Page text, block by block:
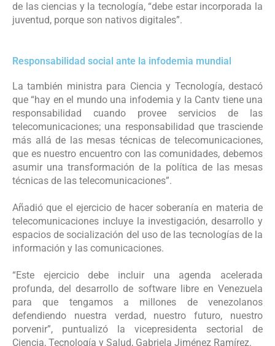
de las ciencias y la tecnología, “debe estar incorporada la
juventud, porque son nativos digitales”.
Responsabilidad social ante la infodemia mundial
La también ministra para Ciencia y Tecnología, destacó
que “hay en el mundo una infodemia y la Cantv tiene una
responsabilidad cuando provee servicios de las
telecomunicaciones; una responsabilidad que trasciende
más allá de las mesas técnicas de telecomunicaciones,
que es nuestro encuentro con las comunidades, debemos
asumir una transformación de la política de las mesas
técnicas de las telecomunicaciones”.
Añadió que el ejercicio de hacer soberanía en materia de
telecomunicaciones incluye la investigación, desarrollo y
espacios de socialización del uso de las tecnologías de la
información y las comunicaciones.
“Este ejercicio debe incluir una agenda acelerada
profunda, del desarrollo de software libre en Venezuela
para que tengamos a millones de venezolanos
defendiendo nuestra verdad, nuestro futuro, nuestro
porvenir”, puntualizó la vicepresidenta sectorial de
Ciencia, Tecnología y Salud, Gabriela Jiménez Ramírez.